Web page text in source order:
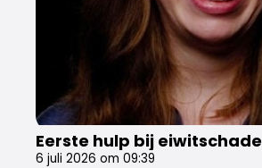
Eerste hulp bij eiwitschade
6 juli 2026 om 09:39